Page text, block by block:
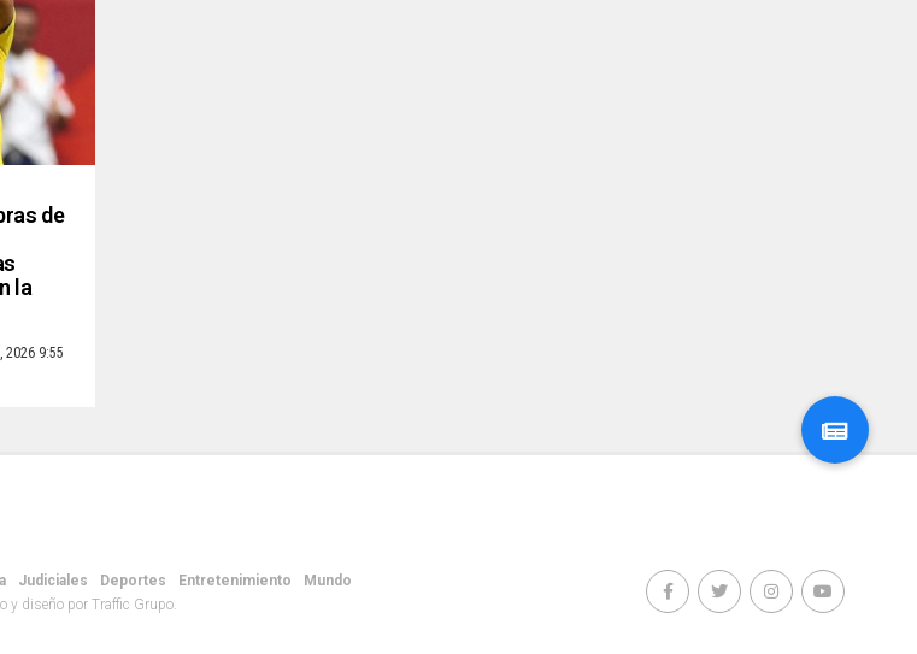
de
la
2026 9:55
Judiciales Deportes Entretenimiento
Mundo
y diseño por Traffic Grupo.